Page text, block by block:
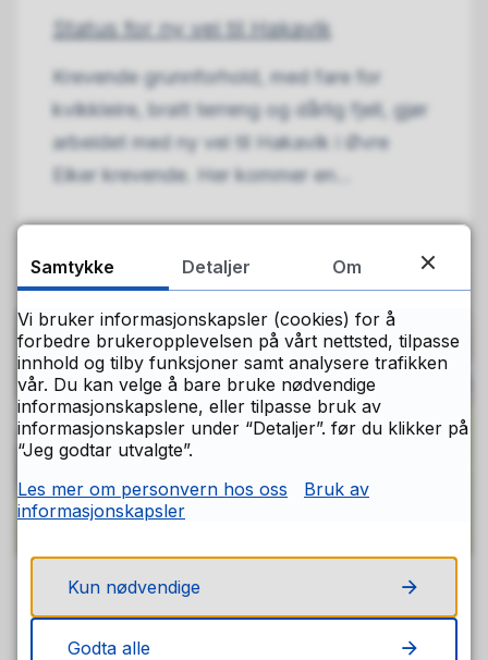
Status for ny vei til Hakavik
Krevende grunnforhold, med fare for
kvikkleire, bratt terreng og dårlig fjell, gjør
arbeidet med ny vei til Hakavik i Øvre
Eiker krevende. Her kommer en...
Buskerud godkjent som trafikksikker
Samtykke Detaljer Om
Vi bruker informasjonskapsler (cookies) for å
forbedre brukeropplevelsen på vårt nettsted, tilpasse
innhold og tilby funksjoner samt analysere trafikken
vår. Du kan velge å bare bruke nødvendige
informasjonskapslene, eller tilpasse bruk av
informasjonskapsler under “Detaljer”. før du klikker på
“Jeg godtar utvalgte”.
Les mer om personvern hos oss
Bruk av
informasjonskapsler
Kun nødvendige
Godta alle